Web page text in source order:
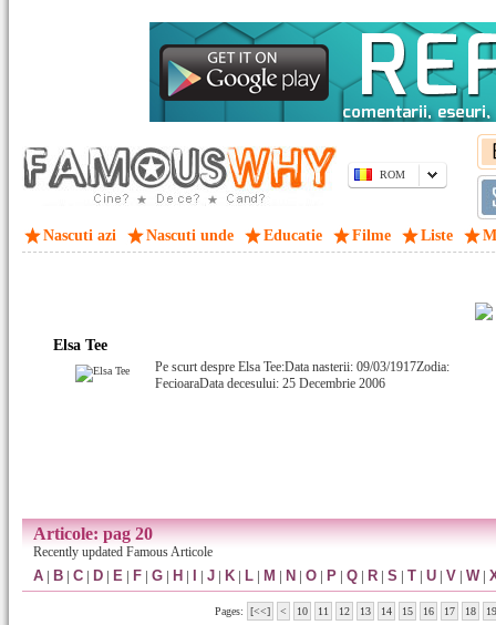
ROM
Nascuti azi Nascuti unde Educatie Filme Liste
Elsa Tee
Pe scurt despre Elsa Tee:Data nasterii: 09/03/1917Zodia:
FecioaraData decesului: 25 Decembrie 2006
Articole: pag 20
Recently updated Famous Articole
A | B | C | D | E | F | G | H | | J | K | L | M | N | O | P | Q | R | S | T | U | V | W|
Pages: [<<] < 10 11 12 13 14 15 16 17 18 19